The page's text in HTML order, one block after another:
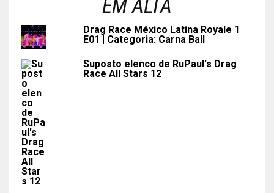
EM ALTA
Drag Race México Latina Royale 1
E01 | Categoria: Carna Ball
Suposto elenco de RuPaul's Drag
Race All Stars 12